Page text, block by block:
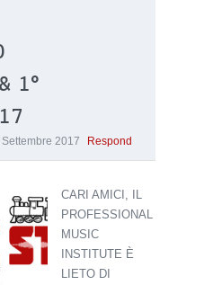
1°
Settembre 2017 Respond
CARI AMICI, IL
PROFESSIONAL
MUSIC
INSTITUTE È
LIETO DI